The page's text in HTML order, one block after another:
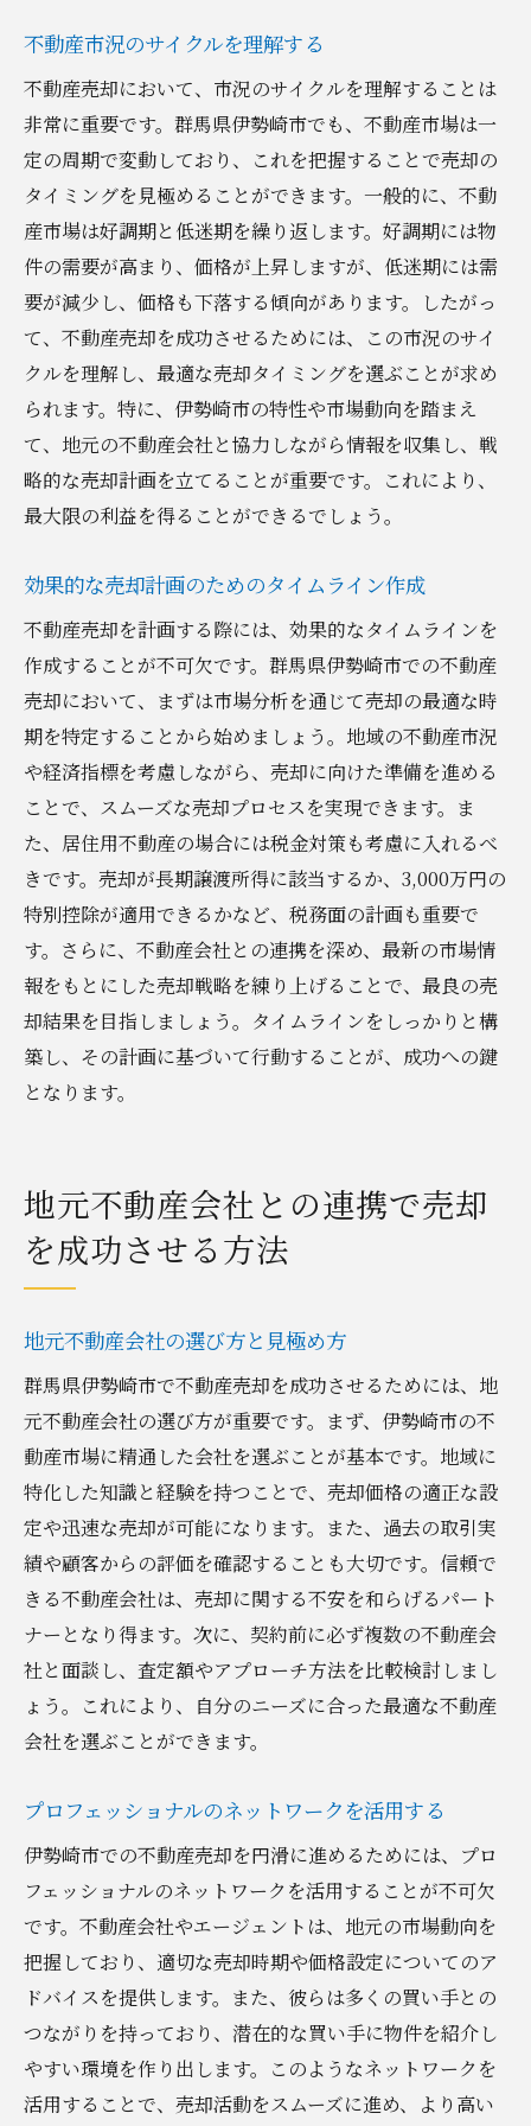
不動産市況のサイクルを理解する
不動産売却において、市況のサイクルを理解することは
非常に重要です。群馬県伊勢崎市でも、不動産市場は一
定の周期で変動しており、これを把握することで売却の
タイミングを見極めることができます。一般的に、不動
産市場は好調期と低迷期を繰り返します。好調期には物
件の需要が高まり、価格が上昇しますが、低迷期には需
要が減少し、価格も下落する傾向があります。したがっ
て、不動産売却を成功させるためには、この市況のサイ
クルを理解し、最適な売却タイミングを選ぶことが求め
られます。特に、伊勢崎市の特性や市場動向を踏まえ
て、地元の不動産会社と協力しながら情報を収集し、戦
略的な売却計画を立てることが重要です。これにより、
最大限の利益を得ることができるでしょう。
効果的な売却計画のためのタイムライン作成
不動産売却を計画する際には、効果的なタイムラインを
作成することが不可欠です。群馬県伊勢崎市での不動産
売却において、まずは市場分析を通じて売却の最適な時
期を特定することから始めましょう。地域の不動産市況
や経済指標を考慮しながら、売却に向けた準備を進める
ことで、スムーズな売却プロセスを実現できます。ま
た、居住用不動産の場合には税金対策も考慮に入れるべ
きです。売却が長期譲渡所得に該当するか、3,000万円の
特別控除が適用できるかなど、税務面の計画も重要で
す。さらに、不動産会社との連携を深め、最新の市場情
報をもとにした売却戦略を練り上げることで、最良の売
却結果を目指しましょう。タイムラインをしっかりと構
築し、その計画に基づいて行動することが、成功への鍵
となります。
地元不動産会社との連携で売却
を成功させる方法
地元不動産会社の選び方と見極め方
群馬県伊勢崎市で不動産売却を成功させるためには、地
元不動産会社の選び方が重要です。まず、伊勢崎市の不
動産市場に精通した会社を選ぶことが基本です。地域に
特化した知識と経験を持つことで、売却価格の適正な設
定や迅速な売却が可能になります。また、過去の取引実
績や顧客からの評価を確認することも大切です。信頼で
きる不動産会社は、売却に関する不安を和らげるパート
ナーとなり得ます。次に、契約前に必ず複数の不動産会
社と面談し、査定額やアプローチ方法を比較検討しまし
ょう。これにより、自分のニーズに合った最適な不動産
会社を選ぶことができます。
プロフェッショナルのネットワークを活用する
伊勢崎市での不動産売却を円滑に進めるためには、プロ
フェッショナルのネットワークを活用することが不可欠
です。不動産会社やエージェントは、地元の市場動向を
把握しており、適切な売却時期や価格設定についてのア
ドバイスを提供します。また、彼らは多くの買い手との
つながりを持っており、潜在的な買い手に物件を紹介し
やすい環境を作り出します。このようなネットワークを
活用することで、売却活動をスムーズに進め、より高い